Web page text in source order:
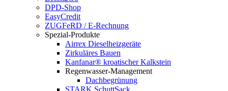
DPD-Shop
EasyCredit
ZUGFeRD / E-Rechnung
Spezial-Produkte
Airrex Dieselheizgeräte
Zirkuläres Bauen
Kanfanar® kroatischer Kalkstein
Regenwasser-Management
Dachbegrünung
STARK SchuttSack